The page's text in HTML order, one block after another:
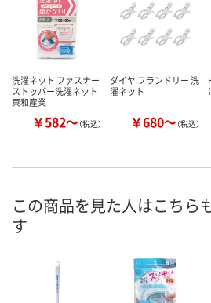
洗濯ネット ファスナー
ストッパー洗濯ネット
東和産業
￥582～（税込）
ダイヤ フランドリー 洗
濯ネット
￥680～（税込）
この商品を見た人はこちら
す